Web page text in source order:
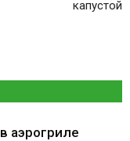
капустой
аэрогриле